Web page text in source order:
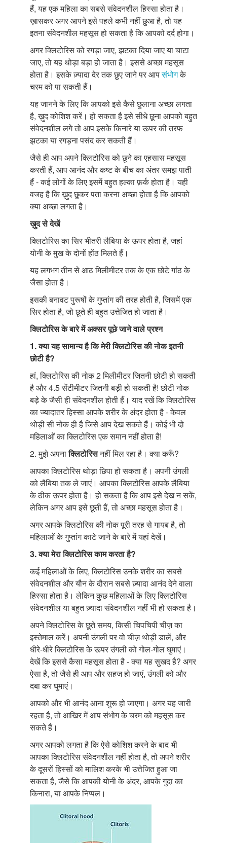
हैं, यह एक महिला का सबसे संवेदनशील हिस्सा होता है।
ख़ासकर अगर आपने इसे पहले कभी नहीं छुआ है, तो यह
इतना संवेदनशील महसूस हो सकता है कि आपको दर्द होगा।
अगर क्लिटोरिस को रगड़ा जाए, झटका दिया जाए या चाटा
जाए, तो यह थोड़ा बड़ा हो जाता है। इससे अच्छा महसूस
होता है। इसके ज़्यादा देर तक छुए जाने पर आपसंभोगके
चरम को पा सकती हैं।
यह जानने के लिए कि आपको इसे कैसे छुलाना अच्छा लगता
है, ख़ुद कोशिश करें। हो सकता है इसे सीधे छूना आपको बहुत
संवेदनशील लगे तो आप इसके किनारे या ऊपर की तरफ
झटका या रगड़ना पसंद कर सकती हैं।
जैसे ही आप अपने क्लिटोरिस को छूने का एहसास महसूस
करती हैं, आप आनंद और कष्ट के बीच का अंतर समझ पाती
हैं - कई लोगों के लिए इसमें बहुत हल्का फ़र्क होता है। यही
वजह है कि ख़ुद छूकर पता करना अच्छा होता है कि आपको
क्या अच्छा लगता है।
ख़ुदसेदेखें
क्लिटोरिस का सिर भीतरी लैबिया के ऊपर होता है, जहां
योनी के मुख के दोनों होंठ मिलते हैं।
यह लगभग तीन से आठ मिलीमीटर तक के एक छोटे गांठ के
जैसा होता है।
इसकी बनावट पुरूषों के गुप्तांग की तरह होती है, जिसमें एक
सिर होता है, जो छूते ही बहुत उत्तेजित हो जाता है।
क्लिटोरिसकेबारेमेंअक्सरपूछेजानेवालेप्रश्न
1.क्यायहसामान्यहैकिमेरीक्लिटोरिसकीनोकइतनी
छोटीहै?
हां, क्लिटोरिस की नोक 2 मिलीमीटर जितनी छोटी हो सकती
है और 4.5 सेंटीमीटर जितनी बड़ी हो सकती है! छोटी नोक
बड़े के जैसी ही संवेदनशील होती हैं। याद रखें कि क्लिटोरिस
का ज्यादातर हिस्सा आपके शरीर के अंदर होता है - केवल
थोड़ी सी नोक ही है जिसे आप देख सकते हैं। कोई भी दो
महिलाओं का क्लिटोरिस एक समान नहीं होता है!
2. मुझे अपनाक्लिटोरिसनहीं मिल रहा है। क्या करूँ?
आपका क्लिटोरिस थोड़ा छिपा हो सकता है। अपनी उंगली
को लैबिया तक ले जाएं। आपका क्लिटोरिस आपके लैबिया
के ठीक ऊपर होता है। हो सकता है कि आप इसे देख न सकें,
लेकिन अगर आप इसे छूती हैं, तो अच्छा महसूस होता है।
अगर आपके क्लिटोरिस की नोक पूरी तरह से गायब है, तो
महिलाओं के गुप्तांग काटे जाने के बारे में यहां देखें।
3.क्यामेराक्लिटोरिसकामकरताहै?
कई महिलाओं के लिए, क्लिटोरिस उनके शरीर का सबसे
संवेदनशील और यौन के दौरान सबसे ज़्यादा आनंद देने वाला
हिस्सा होता है। लेकिन कुछ महिलाओं के लिए क्लिटोरिस
संवेदनशील या बहुत ज़्यादा संवेदनशील नहीं भी हो सकता है।
अपने क्लिटोरिस के छूते समय, किसी चिपचिपी चीज़ का
इस्तेमाल करें। अपनी उंगली पर वो चीज़ थोड़ी डालें, और
धीरे-धीरे क्लिटोरिस के ऊपर उंगली को गोल-गोल घुमाएं।
देखें कि इससे कैसा महसूस होता है - क्या यह सुखद है? अगर
ऐसा है, तो जैसे ही आप और सहज हो जाएं, उंगली को और
दबा कर घुमाएं।
आपको और भी आनंद आना शुरू हो जाएगा। अगर यह जारी
रहता है, तो आखिर में आप संभोग के चरम को महसूस कर
सकते हैं।
अगर आपको लगता है कि ऐसे कोशिश करने के बाद भी
आपका क्लिटोरिस संवेदनशील नहीं होता है, तो अपने शरीर
के दूसरों हिस्सों को मालिश करके भी उत्तेजित हुआ जा
सकता है, जैसे कि आपकी योनी के अंदर, आपके गुदा का
किनारा, या आपके निप्पल।